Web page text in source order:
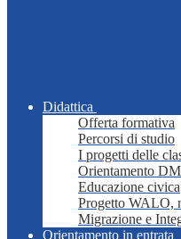
Didattica
Offerta formativa
Percorsi di studio
I progetti delle
Orientamento
Educazione civica
Progetto WALO,
Migrazione e
Orientamento in entrata